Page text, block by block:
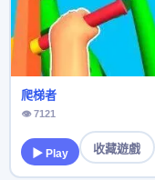
爬梯者
👁 7121
▶ Play 收藏遊戲